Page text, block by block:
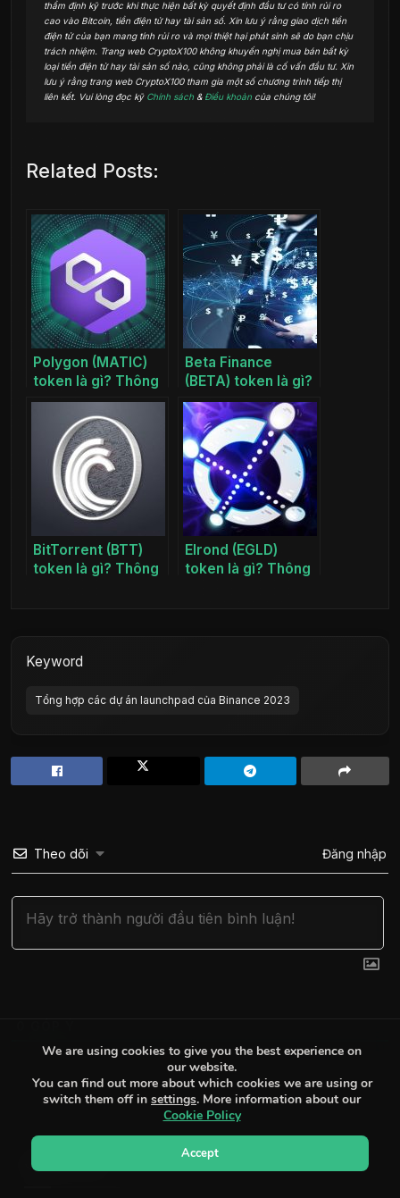
thẩm định kỹ trước khi thực hiện bất kỳ quyết định đầu tư có tính rủi ro
cao vào Bitcoin, tiền điện tử hay tài sản số. Xin lưu ý rằng giao dịch tiền
điện tử của bạn mang tính rủi ro và mọi thiệt hại phát sinh sẽ do bạn chịu
trách nhiệm. Trang web CryptoX100 không khuyến nghị mua bán bất kỳ
loại tiền điện tử hay tài sản số nào, cũng không phải là cố vấn đầu tư. Xin
lưu ý rằng trang web CryptoX100 tham gia một số chương trình tiếp thị
liên kết. Vui lòng đọc kỹ Chính sách & Điều khoản của chúng tôi!
Related Posts:
Polygon (MATIC)
token là gì? Thông
tin dự án MATIC
Beta Finance
(BETA) token là gì?
Thông tin dự án
BETA coin
BitTorrent (BTT)
token là gì? Thông
Elrond (EGLD)
token là gì? Thông
Keyword
Tổng hợp các dự án launchpad của Binance 2023
Theo dõi Đăng nhập
We are using cookies to give you the best experience on
our website.
You can find out more about which cookies we are using or
switch them off in settings. More information about our
Cookie Policy
Accept